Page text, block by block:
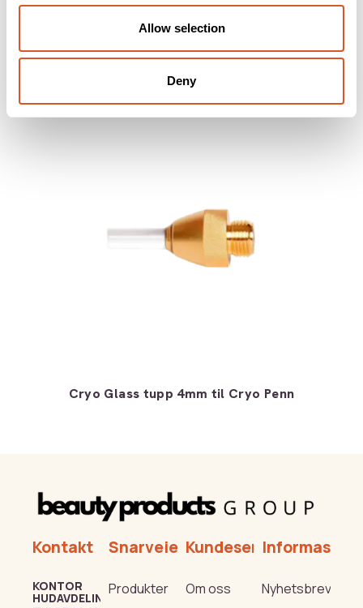
Allow selection
Deny
Cryo Glass tupp 4mm til Cryo Penn
Kontakt
KONTOR
HUDAVDELING
Snarveier
Produkter
Kundeservice
Om oss
Informasjon
Nyhetsbrev